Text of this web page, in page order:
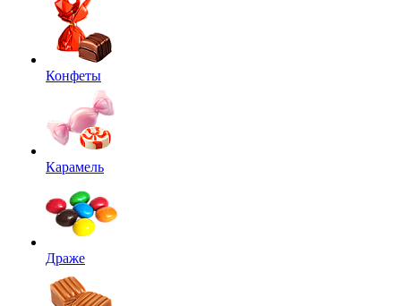
Конфеты
Карамель
Драже